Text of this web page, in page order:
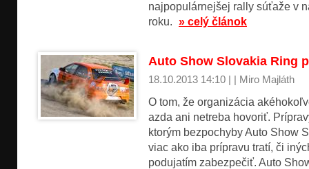
najpopulárnejšej rally súťaže v
roku. » celý článok
Auto Show Slovakia Ring
18.10.2013 14:10 | | Miro Majláth
O tom, že organizácia
azda ani netreba hovoriť.
ktorým bezpochyby Auto Show
viac ako iba prípravu tratí, či
podujatím zabezpečiť. Auto